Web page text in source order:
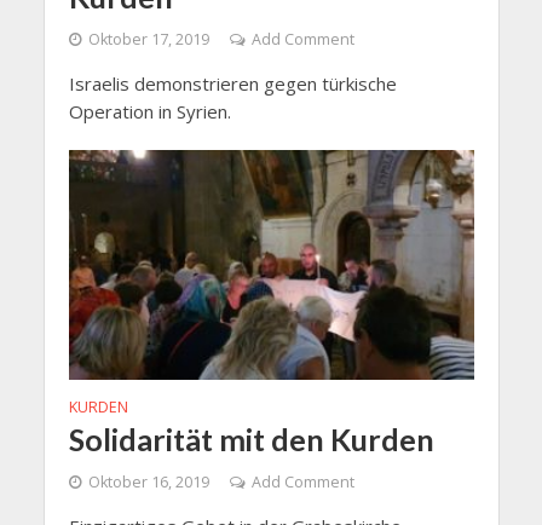
Oktober 17, 2019 Add Comment
Israelis demonstrieren gegen türkische
Operation in Syrien.
KURDEN
Solidarität mit den Kurden
Oktober 16, 2019 Add Comment